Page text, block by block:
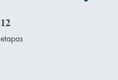
12
etapas
12 etapas